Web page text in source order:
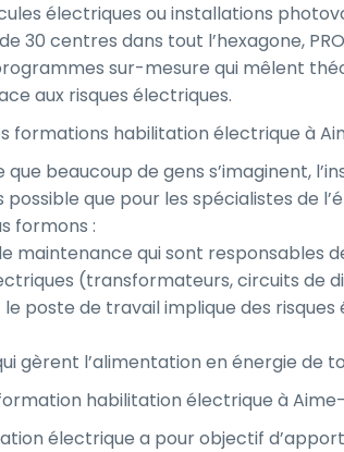
électriques ou installations
30 centres dans tout l’hexagone,
sur-mesure qui mêlent
aux risques électriques.
formations habilitation électrique à
beaucoup de gens s’imaginent,
possible que pour les spécialistes de
formons :
maintenance qui sont responsables
(transformateurs, circuits de
poste de travail implique des
gèrent l’alimentation en énergie de
habilitation électrique à
électrique a pour objectif